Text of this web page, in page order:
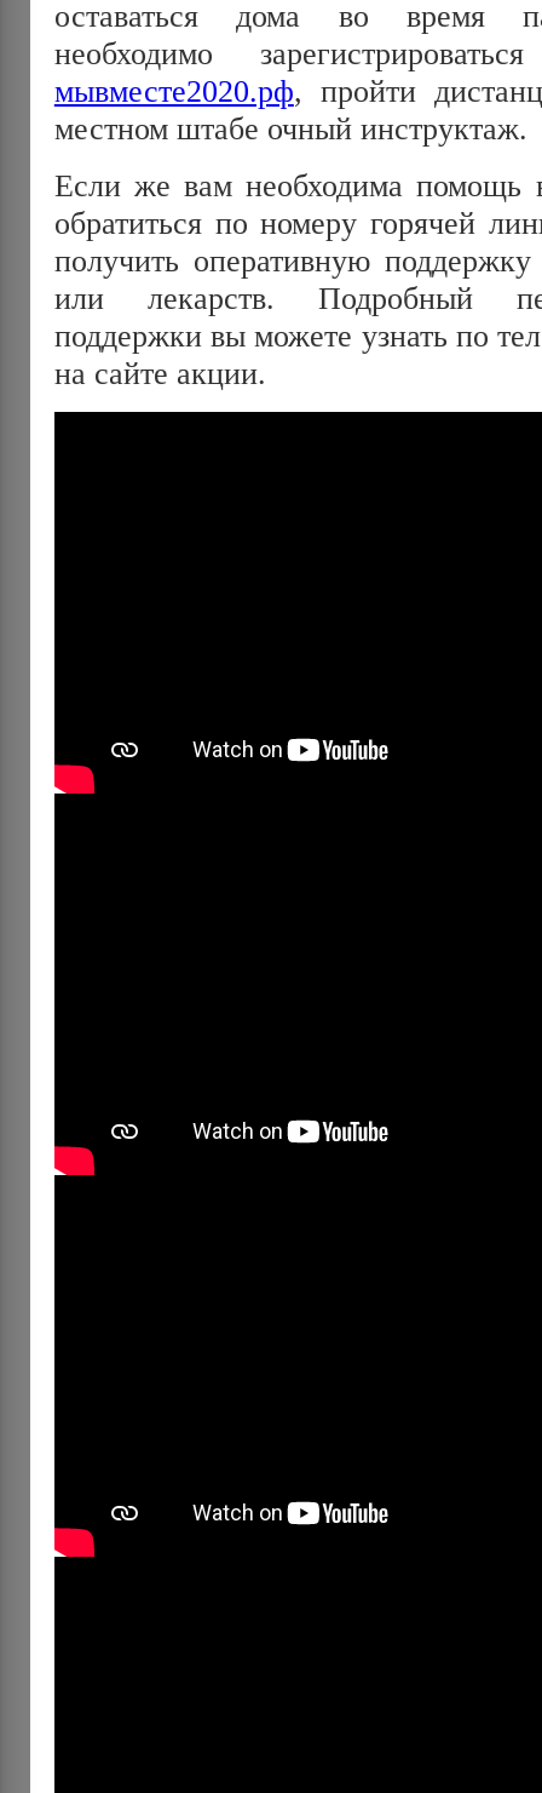
оставаться дома во время
необходимо
мывместе2020.рф, пройти
местном штабе очный инструктаж.
Если же вам необходима помощь
обратиться по номеру горячей
получить оперативную
или лекарств. Подробный
поддержки вы можете узнать по
на сайте акции.